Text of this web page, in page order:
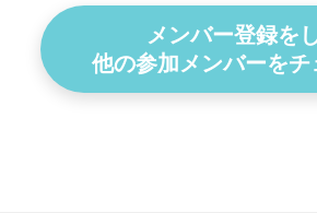
メンバー登録を
他の参加メンバーをチ